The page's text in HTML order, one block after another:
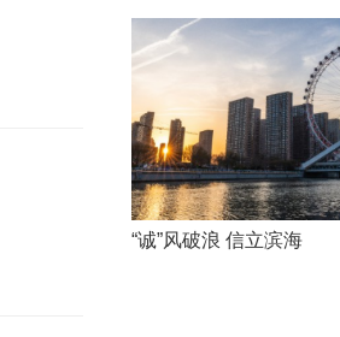
“诚”风破浪 信立滨海